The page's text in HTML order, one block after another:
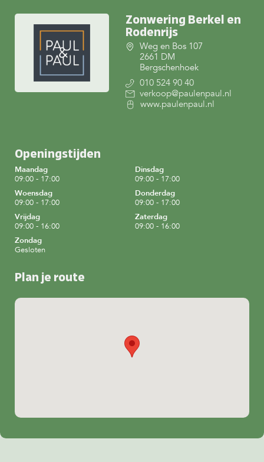
Zonwering Berkel en
Rodenrijs
Weg en Bos 107
2661 DM
Bergschenhoek
010 524 90 40
verkoop@paulenpaul.nl
www.paulenpaul.nl
Openingstijden
Maandag
09:00 - 17:00
Dinsdag
09:00 - 17:00
Woensdag
09:00 - 17:00
Donderdag
09:00 - 17:00
Vrijdag
09:00 - 16:00
Zaterdag
09:00 - 16:00
Zondag
Gesloten
Plan je route